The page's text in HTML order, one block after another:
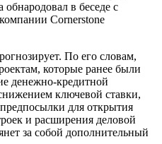
обнародовал в беседе с
Cornerstone
По его словам,
которые ранее были
денежно-кредитной
ключевой ставки,
для открытия
и расширения деловой
за собой дополнительный